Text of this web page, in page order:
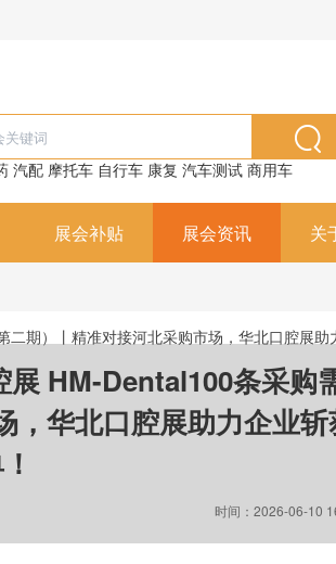
汽配 摩托车 自行车 康复 汽车测试 商用车
展会补贴 展会资讯 关
期）丨精准对接河北采购市场，华北口腔展助
HM-Dental100条采购
，华北口腔展助力企业
时间：2026-06-10